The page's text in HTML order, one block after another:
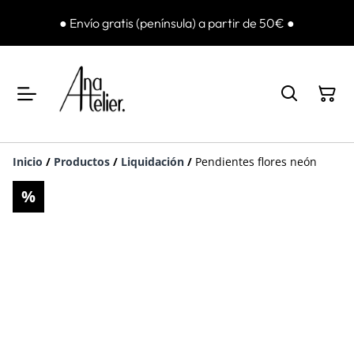
● Envío gratis (península) a partir de 50€ ●
Inicio / Productos / Liquidación / Pendientes flores neón
%